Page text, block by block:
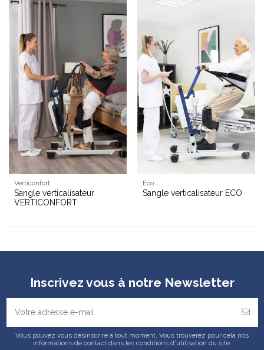
Verticonfort
Sangle verticalisateur
VERTICONFORT
Eco
Sangle verticalisateur ECO
Inscrivez vous à notre Newsletter
Vous pouvez vous désinscrire à tout moment. Vous trouverez pour cela nos
informations de contact dans les conditions d'utilisation du site.